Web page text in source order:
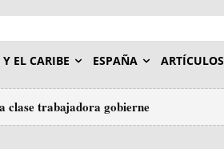
EL CARIBE ESPAÑA ARTÍCULOS
clase trabajadora gobierne